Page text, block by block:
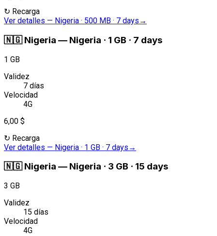
↻ Recarga
Ver detalles — Nigeria · 500 MB · 7 days →
🇳🇬 Nigeria — Nigeria · 1 GB · 7 days
1 GB
Validez
7 días
Velocidad
4G
6,00 $
↻ Recarga
Ver detalles — Nigeria · 1 GB · 7 days →
🇳🇬 Nigeria — Nigeria · 3 GB · 15 days
3 GB
Validez
15 días
Velocidad
4G